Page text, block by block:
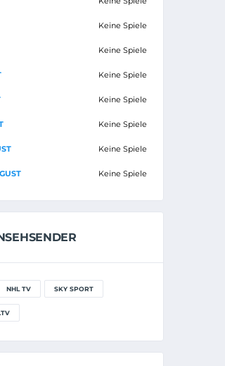
Keine Spiele
Keine Spiele
Keine Spiele
Keine Spiele
Keine Spiele
Keine Spiele
Keine Spiele
NHL TV SKY SPORT